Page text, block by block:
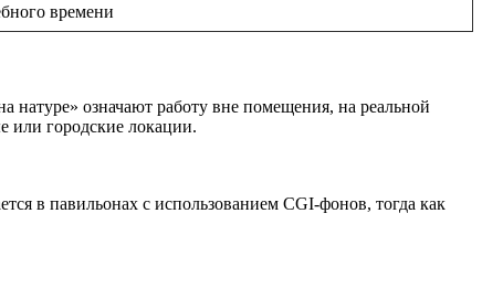
времени
натуре» означают работу вне помещения, на реальной
или городские локации.
в павильонах с использованием CGI-фонов, тогда как